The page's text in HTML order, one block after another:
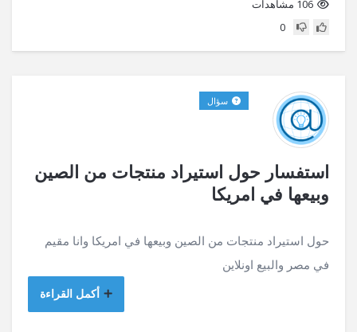
106 مشاهدات
0
استفسار حول استيراد منتجات من الصين
وبيعها في امريكا
سؤال
حول استيراد منتجات من الصين وبيعها في امريكا وانا مقيم
في مصر والبيع اونلاين
أكمل القراءة